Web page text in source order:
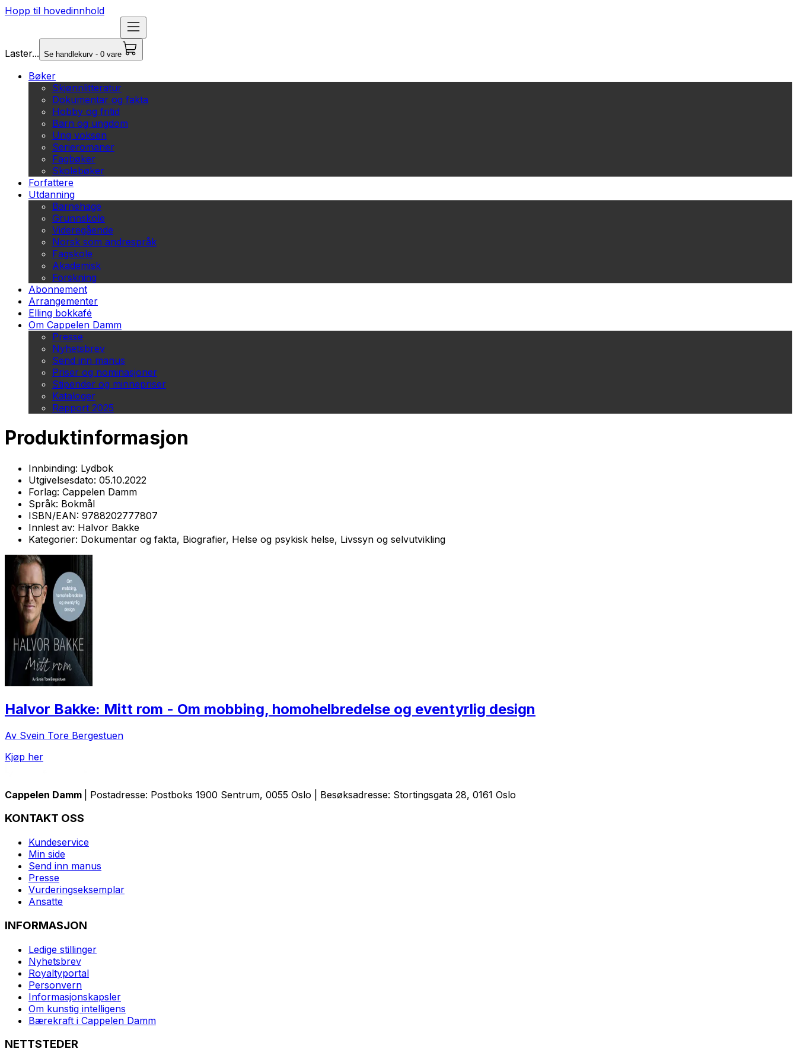
Hopp til hovedinnhold
Laster... Se handlekurv - 0 vare
Bøker
Skjønnlitteratur
Dokumentar og fakta
Hobby og fritid
Barn og ungdom
Ung voksen
Serieromaner
Fagbøker
Skolebøker
Forfattere
Utdanning
Barnehage
Grunnskole
Videregående
Norsk som andrespråk
Fagskole
Akademisk
Forskning
Abonnement
Arrangementer
Elling bokkafé
Om Cappelen Damm
Presse
Nyhetsbrev
Send inn manus
Priser og nominasjoner
Stipender og minnepriser
Kataloger
Rapport 2025
Produktinformasjon
Innbinding: Lydbok
Utgivelsesdato: 05.10.2022
Forlag: Cappelen Damm
Språk: Bokmål
ISBN/EAN: 9788202777807
Innlest av: Halvor Bakke
Kategorier: Dokumentar og fakta, Biografier, Helse og psykisk helse, Livssyn og selvutvikling
Halvor Bakke: Mitt rom - Om mobbing, homohelbredelse og eventyrlig design
Av Svein Tore Bergestuen
Kjøp her
Cappelen Damm | Postadresse: Postboks 1900 Sentrum, 0055 Oslo | Besøksadresse: Stortingsgata 28, 0161 Oslo
KONTAKT OSS
Kundeservice
Min side
Send inn manus
Presse
Vurderingseksemplar
Ansatte
INFORMASJON
Ledige stillinger
Nyhetsbrev
Royaltyportal
Personvern
Informasjonskapsler
Om kunstig intelligens
Bærekraft i Cappelen Damm
NETTSTEDER